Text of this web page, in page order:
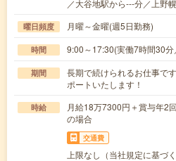
／大谷地駅から---分／上野
曜日頻度 月曜～金曜(週5日勤務)
時間 9:00～17:30(実働7時間30
期間
長期で続けられるお仕事で
ポートいたします！
時給
月給18万7300円＋賞与年2
の場合
交通費
上限なし（当社規定に基づく